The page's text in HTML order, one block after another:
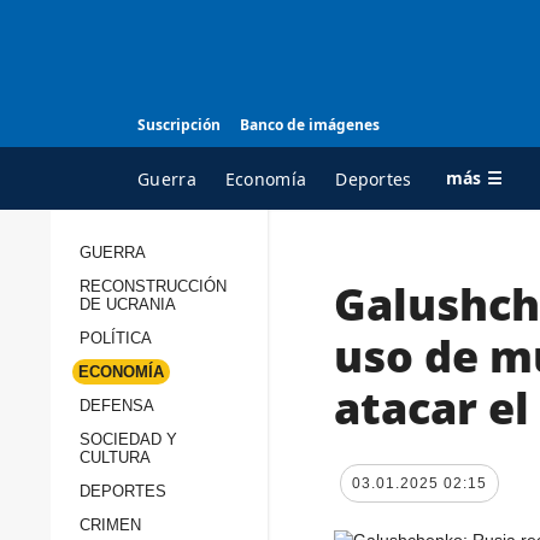
Suscripción Banco de imágenes
Guerra Economía Deportes más ☰
TODAS LAS
Reconstrucción de
GUERRA
RECONSTRUCCIÓN
DE UCRANIA
POLÍTICA
ECONOMÍA
DEFENSA
SOCIEDAD Y
CULTURA
DEPORTES
CRIMEN
uso de
atacar
03.01.2025 02:15